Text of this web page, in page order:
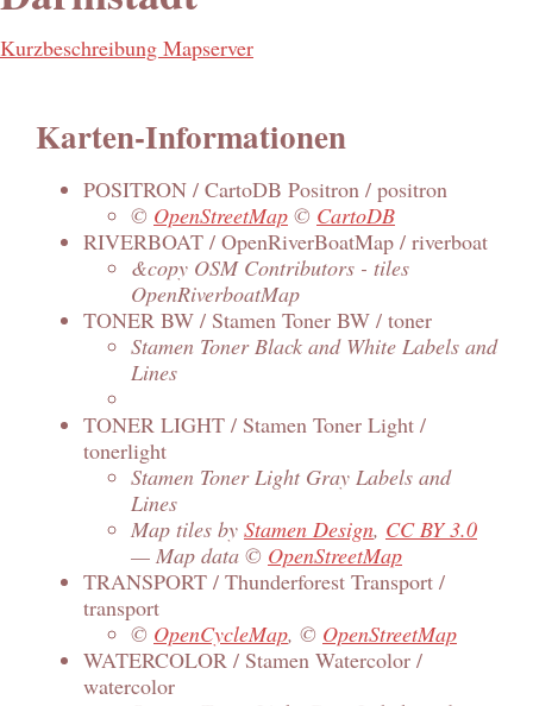
Kurzbeschreibung Mapserver
Karten-Informationen
POSITRON / CartoDB Positron / positron
© OpenStreetMap © CartoDB
RIVERBOAT / OpenRiverBoatMap / riverboat
&copy OSM Contributors - tiles
OpenRiverboatMap
TONER BW / Stamen Toner BW / toner
Stamen Toner Black and White Labels and
Lines
TONER LIGHT / Stamen Toner Light /
tonerlight
Stamen Toner Light Gray Labels and
Lines
Map tiles by Stamen Design, CC BY 3.0
— Map data © OpenStreetMap
TRANSPORT / Thunderforest Transport /
transport
© OpenCycleMap, © OpenStreetMap
WATERCOLOR / Stamen Watercolor /
watercolor